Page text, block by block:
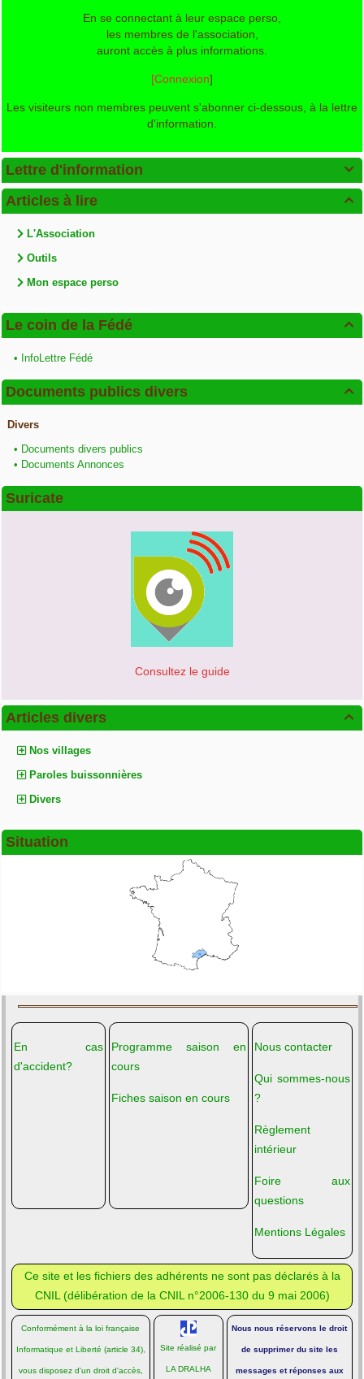
En se connectant à leur espace perso,
les membres de l'association,
auront accès à plus informations.
[Connexion]
Les visiteurs non membres peuvent s'abonner ci-dessous, à la lettre
d'information.

Lettre d'information

Articles à lire
L'Association
Outils
Mon espace perso

Le coin de la Fédé
• InfoLettre Fédé

Documents publics divers
Divers
• Documents divers publics
• Documents Annonces
Suricate
Consultez le guide

Articles divers
Nos villages
Paroles buissonnières
Divers
Situation
En cas
d'accident?
Programme saison en
cours
Fiches saison en cours
Nous contacter
Qui sommes-nous
?
Règlement
intérieur
Foire aux
questions
Mentions Légales
Ce site et les fichiers des adhérents ne sont pas déclarés à la
CNIL (délibération de la CNIL n°2006-130 du 9 mai 2006)
Conformément à la loi française
Informatique et Liberté (article 34),
vous disposez d'un droit d'accès,
Site réalisé par
LA DRALHA
Nous nous réservons le droit
de supprimer du site les
messages et réponses aux